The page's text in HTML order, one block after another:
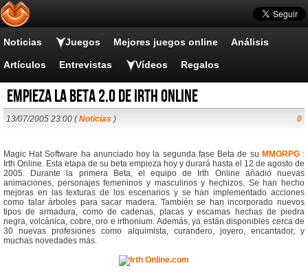
Noticias Juegos Mejores juegos online Análisis
Artículos Entrevistas Vídeos Regalos
Empieza la beta 2.0 de Irth Online
13/07/2005 23:00 (Noticias ) 0
Magic Hat Software ha anunciado hoy la segunda fase Beta de su MMORPG:
Irth Online. Esta etapa de su beta empieza hoy y durará hasta el 12 de agosto de
2005. Durante la primera Beta, el equipo de Irth Online añadió nuevas
animaciones, personajes femeninos y masculinos y hechizos. Se han hecho
mejoras en las texturas de los escenarios y se han implementado acciones
como talar árboles para sacar madera. También se han incorporado nuevos
tipos de armadura, como de cadenas, placas y escamas hechas de piedra
negra, volcánica, cobre, oro e irthonium. Además, ya están disponibles cerca de
30 nuevas profesiones como alquimista, curandero, joyero, encantador, y
muchas novedades más.